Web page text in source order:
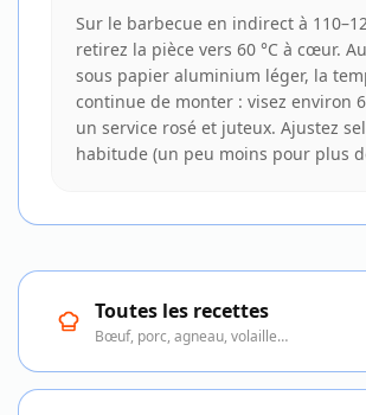
Sur le barbecue en indirect à
retirez la pièce vers 60 °C à cœur.
sous papier aluminium léger, la
continue de monter : visez environ
un service rosé et juteux. Ajustez
habitude (un peu moins pour plus
Toutes les recettes
Bœuf, porc, agneau, volaille…